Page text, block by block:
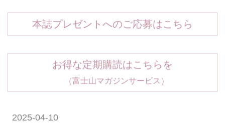
本誌プレゼントへのご応募はこちら
お得な定期購読はこちらを
（富士山マガジンサービス）
2025-04-10